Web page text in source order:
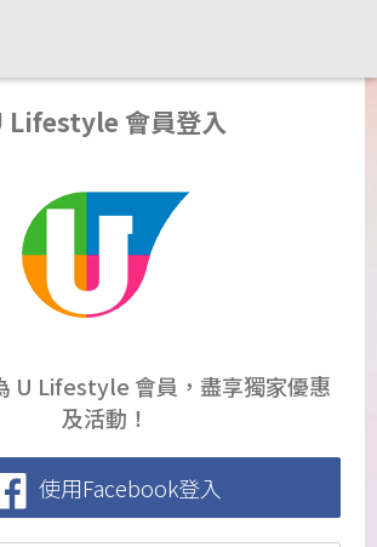
Lifestyle 會員登入
U Lifestyle 會員，盡享獨家優惠
及活動！
使用Facebook登入